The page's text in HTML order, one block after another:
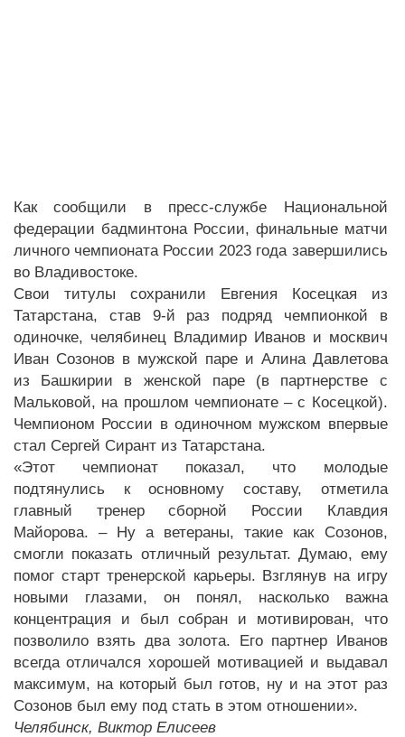
Как сообщили в пресс-службе Национальной
федерации бадминтона России, финальные матчи
личного чемпионата России 2023 года завершились
во Владивостоке.
Свои титулы сохранили Евгения Косецкая из
Татарстана, став 9-й раз подряд чемпионкой в
одиночке, челябинец Владимир Иванов и москвич
Иван Созонов в мужской паре и Алина Давлетова
из Башкирии в женской паре (в партнерстве с
Мальковой, на прошлом чемпионате – с Косецкой).
Чемпионом России в одиночном мужском впервые
стал Сергей Сирант из Татарстана.
«Этот чемпионат показал, что молодые
подтянулись к основному составу, отметила
главный тренер сборной России Клавдия
Майорова. – Ну а ветераны, такие как Созонов,
смогли показать отличный результат. Думаю, ему
помог старт тренерской карьеры. Взглянув на игру
новыми глазами, он понял, насколько важна
концентрация и был собран и мотивирован, что
позволило взять два золота. Его партнер Иванов
всегда отличался хорошей мотивацией и выдавал
максимум, на который был готов, ну и на этот раз
Созонов был ему под стать в этом отношении».
Челябинск, Виктор Елисеев